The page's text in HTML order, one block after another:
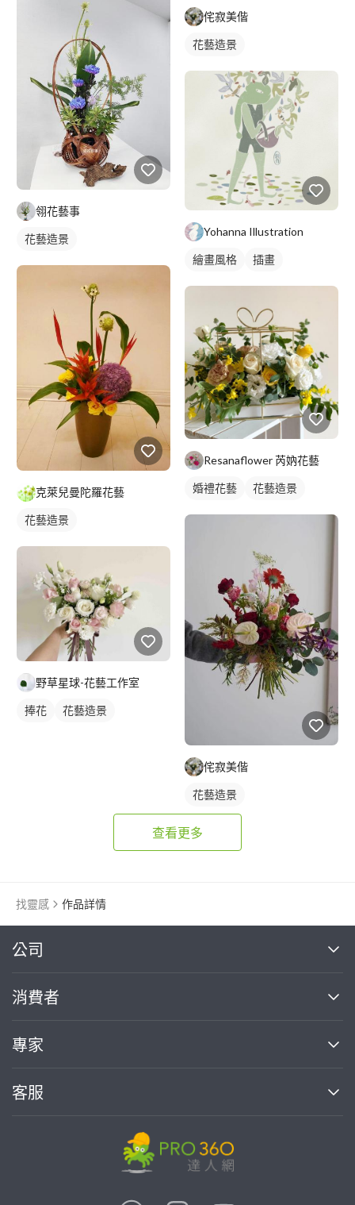
翎花藝事
花藝造景
克萊兒曼陀羅花藝
花藝造景
野草星球-花藝工作室
捧花 花藝造景
侘寂美偕
花藝造景
Yohanna Illustration
繪畫風格 插畫
Resanaflower 芮妠花藝
婚禮花藝 花藝造景
侘寂美偕
花藝造景
查看更多
找靈感 作品詳情
公司
關於我們
部落格
加入我們
消費者
買服務
熱門服務
專家
案件中心
客服
繼續完成